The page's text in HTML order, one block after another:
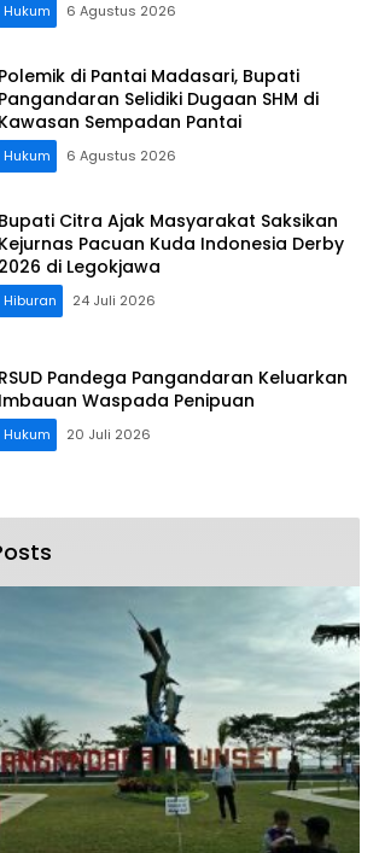
Hukum 6 Agustus 2026
Polemik di Pantai Madasari, Bupati
Pangandaran Selidiki Dugaan SHM di
Kawasan Sempadan Pantai
Hukum 6 Agustus 2026
Bupati Citra Ajak Masyarakat Saksikan
Kejurnas Pacuan Kuda Indonesia Derby
2026 di Legokjawa
Hiburan 24 Juli 2026
RSUD Pandega Pangandaran Keluarkan
Imbauan Waspada Penipuan
Hukum 20 Juli 2026